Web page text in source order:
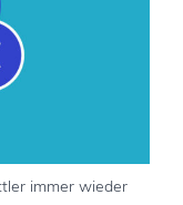
immer wieder